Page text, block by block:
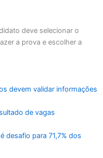
deve selecionar o
a prova e escolher a
devem validar informações
de vagas
desafio para 71,7% dos